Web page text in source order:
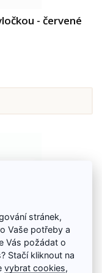
- červené
stránek,
Vaše potřeby a
Vás požádat o
Stačí kliknout na
vybrat cookies,